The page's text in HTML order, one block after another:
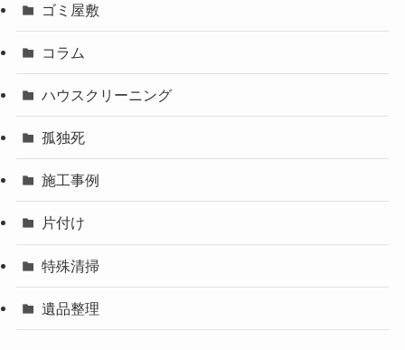
ゴミ屋敷
コラム
ハウスクリーニング
孤独死
施工事例
片付け
特殊清掃
遺品整理